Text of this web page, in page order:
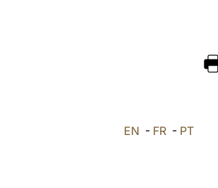
EN - FR- PT